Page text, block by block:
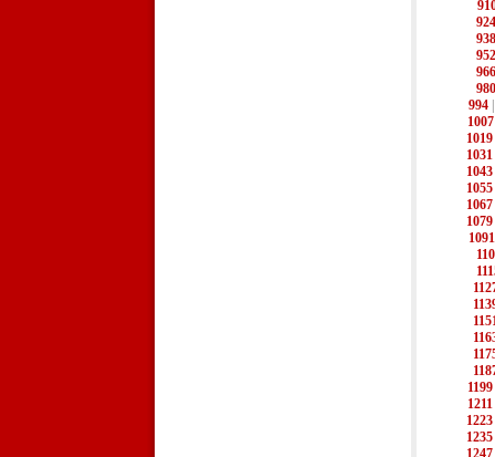
924
938
952
966
980
994
1007
1019
1031
1043
1055
1067
1079
1091
1199
1211
1223
1235
1247